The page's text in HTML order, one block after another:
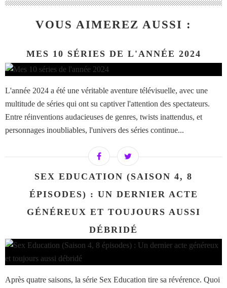
VOUS AIMEREZ AUSSI :
MES 10 SÉRIES DE L'ANNÉE 2024
L'année 2024 a été une véritable aventure télévisuelle, avec une
multitude de séries qui ont su captiver l'attention des spectateurs.
Entre réinventions audacieuses de genres, twists inattendus, et
personnages inoubliables, l'univers des séries continue...
SEX EDUCATION (SAISON 4, 8
ÉPISODES) : UN DERNIER ACTE
GÉNÉREUX ET TOUJOURS AUSSI
DÉBRIDÉ
Après quatre saisons, la série Sex Education tire sa révérence. Quoi